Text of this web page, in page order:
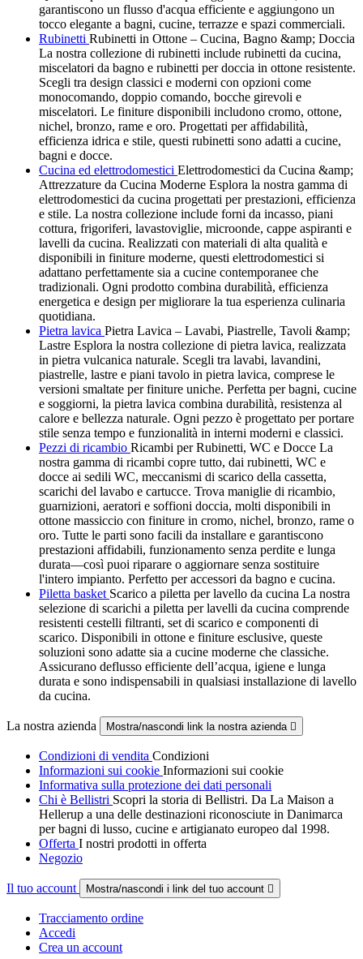
garantiscono un flusso d'acqua efficiente e aggiungono un
tocco elegante a bagni, cucine, terrazze e spazi commerciali.
Rubinetti Rubinetti in Ottone – Cucina, Bagno &amp; Doccia
La nostra collezione di rubinetti include rubinetti da cucina,
miscelatori da bagno e rubinetti per doccia in ottone resistente.
Scegli tra design classici e moderni con opzioni come
monocomando, doppio comando, bocche girevoli e
miscelatori. Le finiture disponibili includono cromo, ottone,
nichel, bronzo, rame e oro. Progettati per affidabilità,
efficienza idrica e stile, questi rubinetti sono adatti a cucine,
bagni e docce.
Cucina ed elettrodomestici Elettrodomestici da Cucina &amp;
Attrezzature da Cucina Moderne Esplora la nostra gamma di
elettrodomestici da cucina progettati per prestazioni, efficienza
e stile. La nostra collezione include forni da incasso, piani
cottura, frigoriferi, lavastoviglie, microonde, cappe aspiranti e
lavelli da cucina. Realizzati con materiali di alta qualità e
disponibili in finiture moderne, questi elettrodomestici si
adattano perfettamente sia a cucine contemporanee che
tradizionali. Ogni prodotto combina durabilità, efficienza
energetica e design per migliorare la tua esperienza culinaria
quotidiana.
Pietra lavica Pietra Lavica – Lavabi, Piastrelle, Tavoli &amp;
Lastre Esplora la nostra collezione di pietra lavica, realizzata
in pietra vulcanica naturale. Scegli tra lavabi, lavandini,
piastrelle, lastre e piani tavolo in pietra lavica, comprese le
versioni smaltate per finiture uniche. Perfetta per bagni, cucine
e soggiorni, la pietra lavica combina durabilità, resistenza al
calore e bellezza naturale. Ogni pezzo è progettato per portare
stile senza tempo e funzionalità in interni moderni e classici.
Pezzi di ricambio Ricambi per Rubinetti, WC e Docce La
nostra gamma di ricambi copre tutto, dai rubinetti, WC e
docce ai sedili WC, meccanismi di scarico della cassetta,
scarichi del lavabo e cartucce. Trova maniglie di ricambio,
guarnizioni, aeratori e soffioni doccia, molti disponibili in
ottone massiccio con finiture in cromo, nichel, bronzo, rame o
oro. Tutte le parti sono facili da installare e garantiscono
prestazioni affidabili, funzionamento senza perdite e lunga
durata—così puoi riparare o aggiornare senza sostituire
l'intero impianto. Perfetto per accessori da bagno e cucina.
Piletta basket Scarico a piletta per lavello da cucina La nostra
selezione di scarichi a piletta per lavelli da cucina comprende
resistenti cestelli filtranti, set di scarico e componenti di
scarico. Disponibili in ottone e finiture esclusive, queste
soluzioni sono adatte sia a cucine moderne che classiche.
Assicurano deflusso efficiente dell’acqua, igiene e lunga
durata e sono indispensabili in qualsiasi installazione di lavello
da cucina.
La nostra azienda Mostra/nascondi link la nostra azienda 
Condizioni di vendita Condizioni
Informazioni sui cookie Informazioni sui cookie
Informativa sulla protezione dei dati personali
Chi è Bellistri Scopri la storia di Bellistri. Da La Maison a
Hellerup a una delle destinazioni riconosciute in Danimarca
per bagni di lusso, cucine e artigianato europeo dal 1998.
Offerta I nostri prodotti in offerta
Negozio
Il tuo account Mostra/nascondi i link del tuo account 
Tracciamento ordine
Accedi
Crea un account